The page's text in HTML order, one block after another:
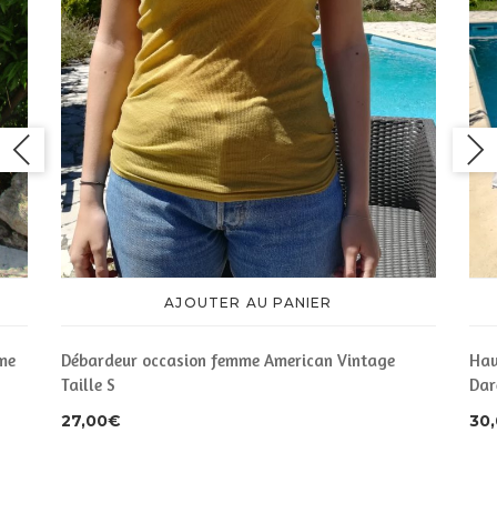
AJOUTER AU PANIER
Débardeur occasion femme American Vintage
Taille S
27,00€